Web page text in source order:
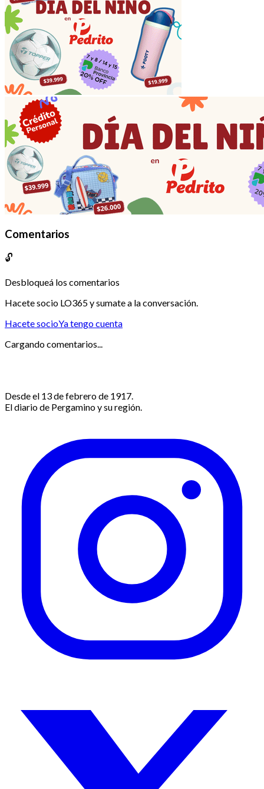
Comentarios
🔓
Desbloqueá los comentarios
Hacete socio LO365 y sumate a la conversación.
Hacete socioYa tengo cuenta
Cargando comentarios...
Desde el 13 de febrero de 1917.
El diario de Pergamino y su región.